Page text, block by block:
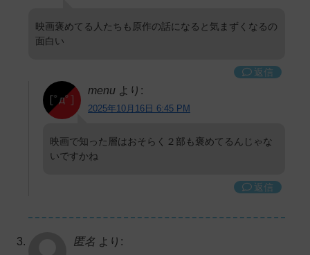
映画褒めてる人たちも原作の話になると気まずくなるの
面白い
返信
menu より:
2025年10月16日 6:45 PM
映画で知った層はおそらく２部も褒めてるんじゃな
いですかね
返信
匿名 より: